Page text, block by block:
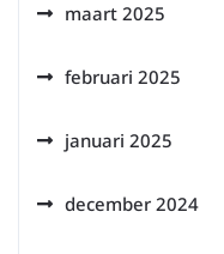
maart 2025
februari 2025
januari 2025
december 2024